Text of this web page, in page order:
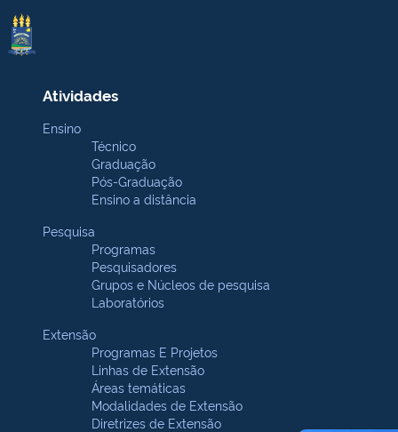
Atividades
Ensino
Técnico
Graduação
Pós-Graduação
Ensino a distância
Pesquisa
Programas
Pesquisadores
Grupos e Núcleos de pesquisa
Laboratórios
Extensão
Programas E Projetos
Linhas de Extensão
Áreas temáticas
Modalidades de Extensão
Diretrizes de Extensão